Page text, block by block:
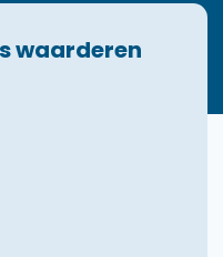
waarderen